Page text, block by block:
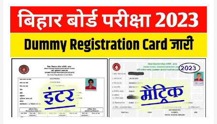
Bihar
Board
10th
Dummy
Admit
Card
2023
Download
Link